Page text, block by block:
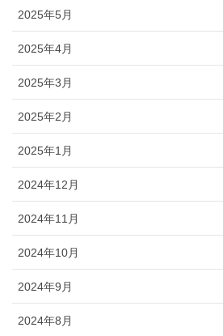
2025年5月
2025年4月
2025年3月
2025年2月
2025年1月
2024年12月
2024年11月
2024年10月
2024年9月
2024年8月